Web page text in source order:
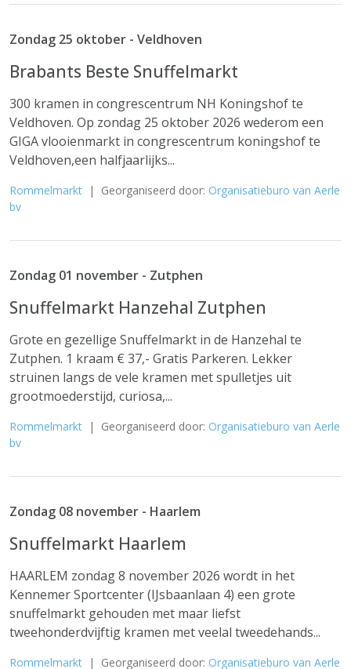
Zondag 25 oktober - Veldhoven
Brabants Beste Snuffelmarkt
300 kramen in congrescentrum NH Koningshof te
Veldhoven. Op zondag 25 oktober 2026 wederom een
GIGA vlooienmarkt in congrescentrum koningshof te
Veldhoven,een halfjaarlijks...
Rommelmarkt | Georganiseerd door: Organisatieburo van Aerle
bv
Zondag 01 november - Zutphen
Snuffelmarkt Hanzehal Zutphen
Grote en gezellige Snuffelmarkt in de Hanzehal te
Zutphen. 1 kraam € 37,- Gratis Parkeren. Lekker
struinen langs de vele kramen met spulletjes uit
grootmoederstijd, curiosa,...
Rommelmarkt | Georganiseerd door: Organisatieburo van Aerle
bv
Zondag 08 november - Haarlem
Snuffelmarkt Haarlem
HAARLEM zondag 8 november 2026 wordt in het
Kennemer Sportcenter (IJsbaanlaan 4) een grote
snuffelmarkt gehouden met maar liefst
tweehonderdvijftig kramen met veelal tweedehands...
Rommelmarkt | Georganiseerd door: Organisatieburo van Aerle